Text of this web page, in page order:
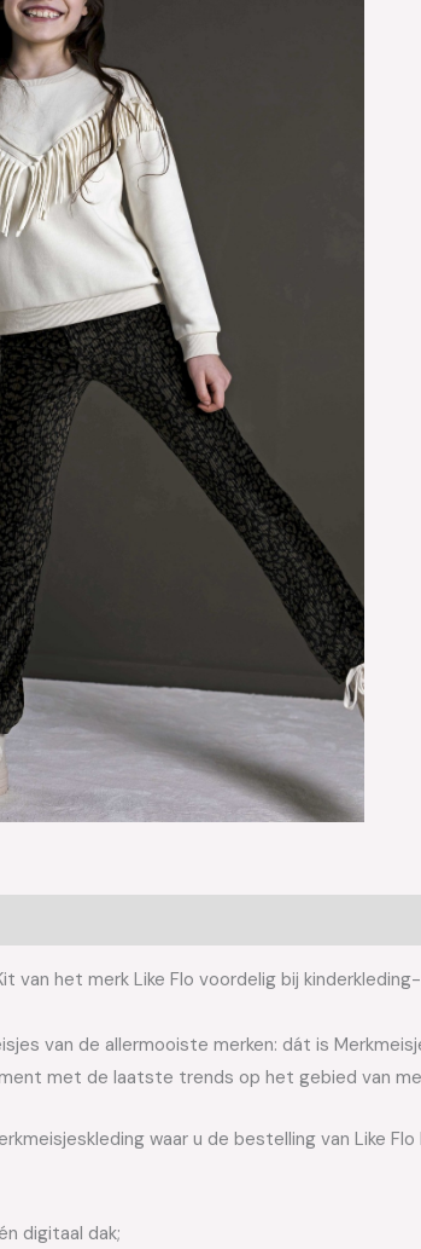
van het merk Like Flo voordelig bij
van de allermooiste merken: dát is
met de laatste trends op het gebied van
waar u de bestelling van Like
digitaal dak;